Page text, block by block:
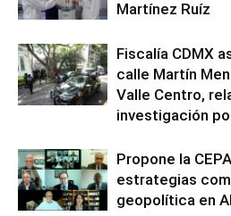
Martínez Ruíz
Fiscalía CDMX
calle Martín
Valle Centro,
investigación
Propone la
estrategias
geopolítica en